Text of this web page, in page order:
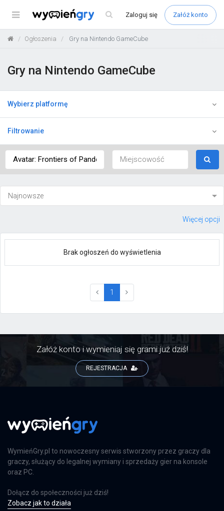
Menu Zaloguj się Załóż konto
Ogłoszenia Gry na Nintendo GameCube
Gry na Nintendo GameCube
Wybierz platformę
Filtrowanie
Więcej opcji
Brak ogłoszeń do wyświetlenia
1 (current)
Załóż konto i wymieniaj się grami już dziś!
REJESTRACJA
WymieńGry.pl to nowoczesny serwis stworzony przez graczy dla
graczy, służący do legalnej wymiany i sprzedaży gier na konsole
oraz PC.
Dołącz do społeczności już dziś!
Zobacz jak to działa